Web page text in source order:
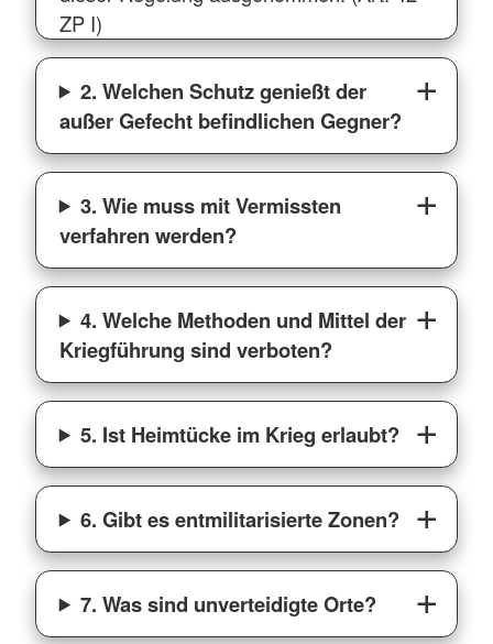
ZP I)
2. Welchen Schutz genießt der
außer Gefecht befindlichen Gegner?
3. Wie muss mit Vermissten
verfahren werden?
4. Welche Methoden und Mittel der
Kriegführung sind verboten?
5. Ist Heimtücke im Krieg erlaubt?
6. Gibt es entmilitarisierte Zonen?
7. Was sind unverteidigte Orte?